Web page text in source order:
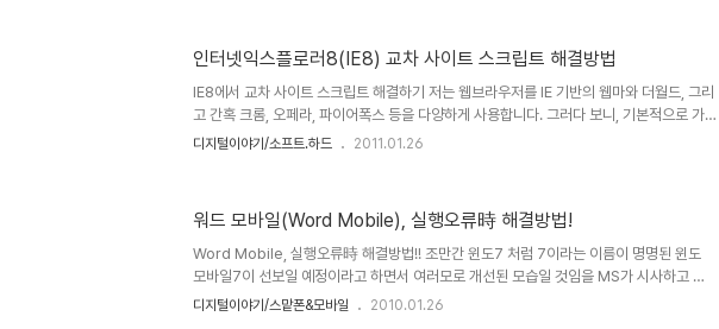
을 갖기도 합니다. 하지만, 이런 분들로 인해 오픈소스의 순수함과 사회적 변화에 흠집이 되
고 상처가 되지 않을까 걱정 스럽기도 합니다. 그러나 또 한편으론 그러한 분들도 몰라서
그..
인터넷익스플로러8(IE8) 교차 사이트 스크립트 해결방법
IE8에서 교차 사이트 스크립트 해결하기 저는 웹브라우저를 IE 기반의 웹마와 더월드, 그리
고 간혹 크롬, 오페라, 파이어폭스 등을 다양하게 사용합니다. 그러다 보니, 기본적으로 가
장 많이 사용한다고 하는 인터넷 익스플로러(특히 버전 8)에서 일어나는 문제에 대해서 크
서는 제 블로그가 구글의 텍스트큐브를 사용하는 것이기에... 궁극적으로는 구글에서 또는
여러 가젯에 의한 문제일 수 있다는 것을 감안하면, 그 서비스를 제공하는 곳에서 해결되어
야 ..
디지털이야기/소프트.하드 2011.01.26
워드 모바일(Word Mobile), 실행오류時 해결방법!
Word Mobile, 실행오류時 해결방법!! 조만간 윈도7 처럼 7이라는 이름이 명명된 윈도
모바일7이 선보일 예정이라고 하면서 여러모로 개선된 모습일 것임을 MS가 시사하고 있
긴 합니다만... 어느정도의 획기적인 모습이 될지... 그래서 아이폰이나 안드로이드에 얼마
디지털이야기/스맡폰&모바일 2010.01.26